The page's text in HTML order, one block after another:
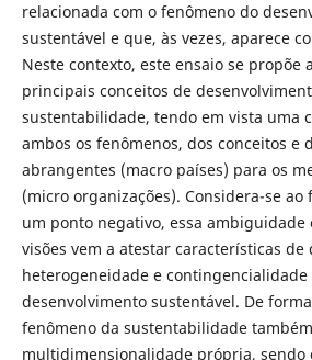
relacionada com o fenômeno do
sustentável e que, às vezes, aparece
Neste contexto, este ensaio se propõe
principais conceitos de
sustentabilidade, tendo em vista uma
ambos os fenômenos, dos conceitos e
abrangentes (macro países) para os
(micro organizações). Considera-se
um ponto negativo, essa
visões vem a atestar características de
heterogeneidade e
desenvolvimento sustentável. De
fenômeno da sustentabilidade
multidimensionalidade própria, sendo